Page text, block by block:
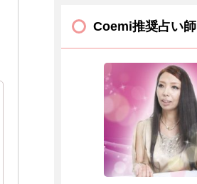
Coemi推奨占い師